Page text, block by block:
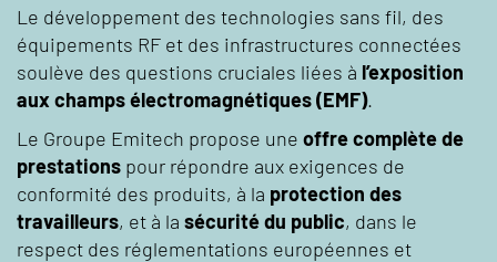
Le développement des technologies sans fil, des
équipements RF et des infrastructures connectées
soulève des questions cruciales liées à l’exposition
aux champs électromagnétiques (EMF).
Le Groupe Emitech propose une offre complète de
prestations pour répondre aux exigences de
conformité des produits, à la protection des
travailleurs, et à la sécurité du public, dans le
respect des réglementations européennes et